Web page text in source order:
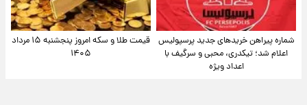
شماره پیراهن خریدهای جدید پرسپولیس
اعلام شد؛ تیکدری، محبی و سرگیف با
اعداد ویژه
قیمت طلا و سکه امروز پنجشنبه ۱۵ مرداد
۱۴۰۵